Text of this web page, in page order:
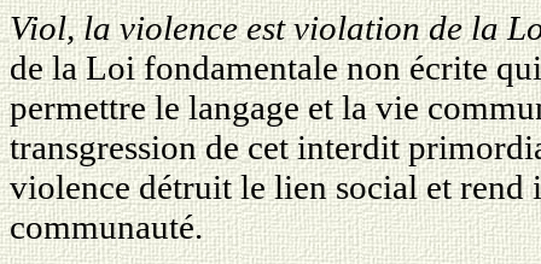
Viol, la violence est violation de la
de la Loi fondamentale non écrite
permettre le langage et la vie
transgression de cet interdit
violence détruit le lien social et rend
communauté.